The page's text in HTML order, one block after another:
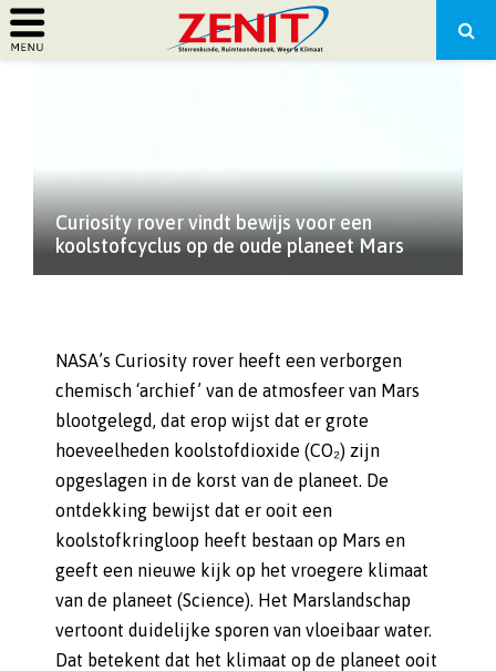
PRIMARY
Curiosity rover vindt bewijs voor een
koolstofcyclus op de oude planeet Mars
NASA’s Curiosity rover heeft een verborgen
chemisch ‘archief’ van de atmosfeer van Mars
blootgelegd, dat erop wijst dat er grote
hoeveelheden koolstofdioxide (CO₂) zijn
opgeslagen in de korst van de planeet. De
ontdekking bewijst dat er ooit een
koolstofkringloop heeft bestaan op Mars en
geeft een nieuwe kijk op het vroegere klimaat
van de planeet (Science). Het Marslandschap
vertoont duidelijke sporen van vloeibaar water.
Dat betekent dat het klimaat op de planeet ooit